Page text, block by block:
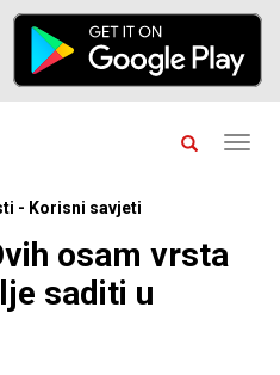
- Korisni savjeti
osam vrsta
saditi u